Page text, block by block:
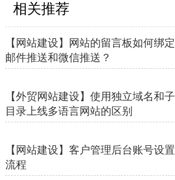
相关推荐
【网站建设】网站的留言板如何绑定
邮件推送和微信推送？
【外贸网站建设】使用独立域名和子
目录上线多语言网站的区别
【网站建设】客户管理后台账号设置
流程